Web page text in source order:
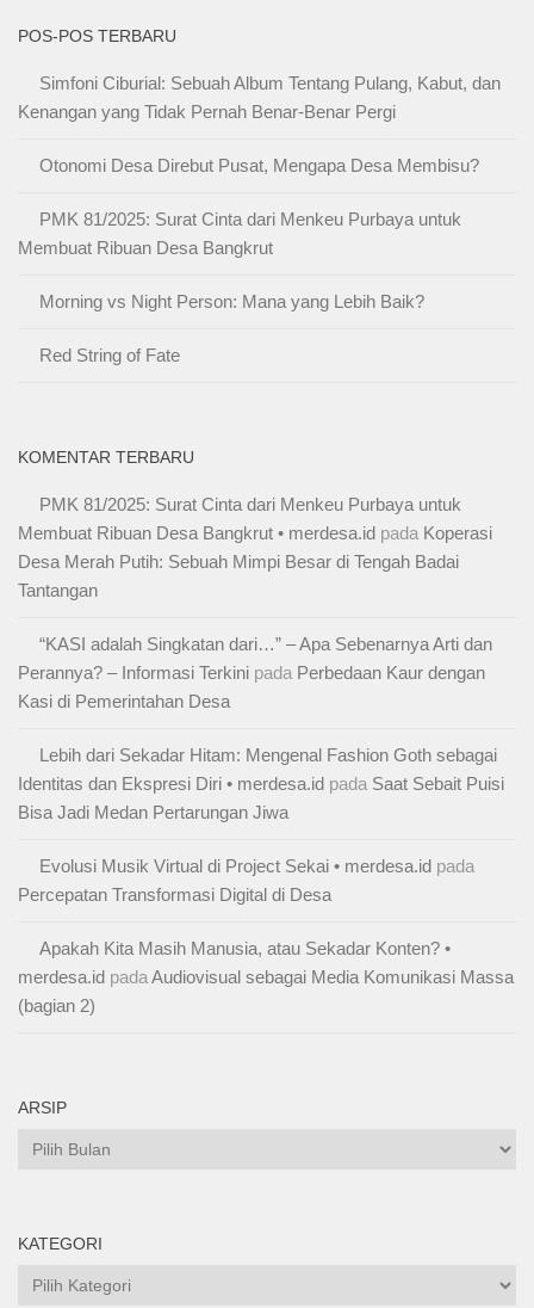
POS-POS TERBARU
Simfoni Ciburial: Sebuah Album Tentang Pulang, Kabut, dan
Kenangan yang Tidak Pernah Benar-Benar Pergi
Otonomi Desa Direbut Pusat, Mengapa Desa Membisu?
PMK 81/2025: Surat Cinta dari Menkeu Purbaya untuk
Membuat Ribuan Desa Bangkrut
Morning vs Night Person: Mana yang Lebih Baik?
Red String of Fate
KOMENTAR TERBARU
PMK 81/2025: Surat Cinta dari Menkeu Purbaya untuk
Membuat Ribuan Desa Bangkrut • merdesa.id pada Koperasi
Desa Merah Putih: Sebuah Mimpi Besar di Tengah Badai
Tantangan
“KASI adalah Singkatan dari…” – Apa Sebenarnya Arti dan
Perannya? – Informasi Terkini pada Perbedaan Kaur dengan
Kasi di Pemerintahan Desa
Lebih dari Sekadar Hitam: Mengenal Fashion Goth sebagai
Identitas dan Ekspresi Diri • merdesa.id pada Saat Sebait Puisi
Bisa Jadi Medan Pertarungan Jiwa
Evolusi Musik Virtual di Project Sekai • merdesa.id pada
Percepatan Transformasi Digital di Desa
Apakah Kita Masih Manusia, atau Sekadar Konten? •
merdesa.id pada Audiovisual sebagai Media Komunikasi Massa
(bagian 2)
ARSIP
Arsip
KATEGORI
Kategori